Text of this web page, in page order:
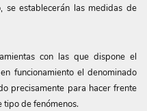
se establecerán las medidas de
con las que dispone el
funcionamiento el denominado
precisamente para hacer frente
tipo de fenómenos.